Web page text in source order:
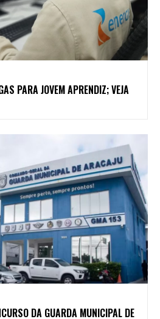
PARA JOVEM APRENDIZ; VEJA
DA GUARDA MUNICIPAL DE